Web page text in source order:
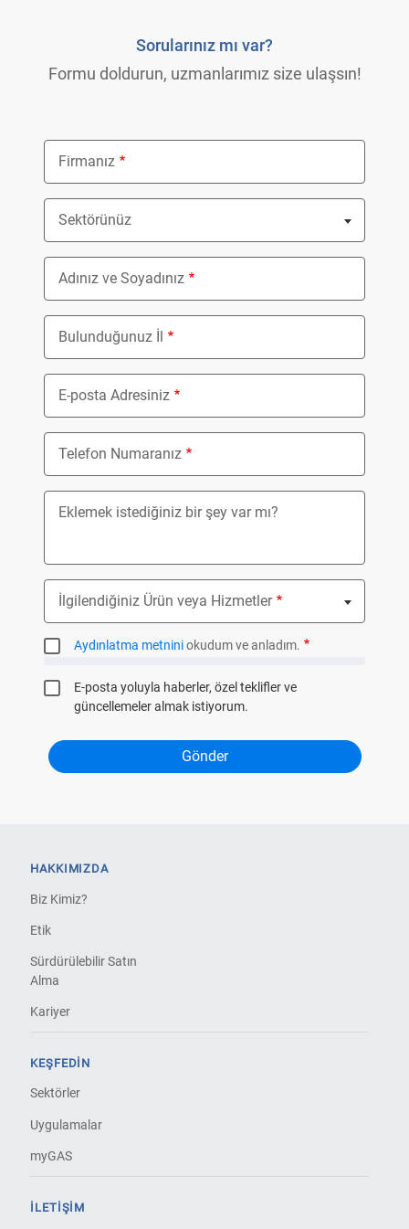
Sorularınız mı var?
Formu doldurun, uzmanlarımız size ulaşsın!
Firmanız
Sektörünüz
Nothing selected
Adınız ve Soyadınız
Bulunduğunuz İl
E-posta Adresiniz
Telefon Numaranız
Eklemek istediğiniz bir şey var mı?
İlgilendiğiniz Ürün veya Hizmetler
Nothing selected
Aydınlatma metniniokudum ve anladım.
E-posta yoluyla haberler, özel teklifler ve
güncellemeler almak istiyorum.
HAKKIMIZDA
Biz Kimiz?
Etik
Sürdürülebilir Satın
Alma
Kariyer
KEŞFEDIN
Sektörler
Uygulamalar
myGAS
İLETIŞIM